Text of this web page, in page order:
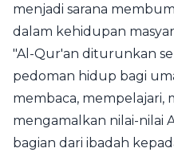
menjadi sarana
dalam kehidupan
"Al-Qur'an diturunkan
pedoman hidup bagi
membaca, mempelajari,
mengamalkan nilai-nilai
bagian dari ibadah